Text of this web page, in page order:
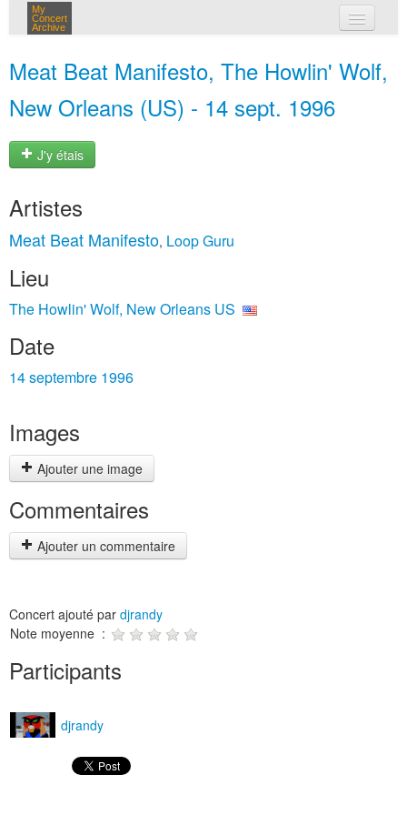
My
Concert
Archive
Meat Beat Manifesto, The Howlin' Wolf,
New Orleans (US) - 14 sept. 1996
J'y étais
Artistes
Meat Beat Manifesto, Loop Guru
Lieu
The Howlin' Wolf, New Orleans US
Date
14 septembre 1996
Images
Ajouter une image
Commentaires
Ajouter un commentaire
Concert ajouté par djrandy
Note moyenne :
Participants
djrandy